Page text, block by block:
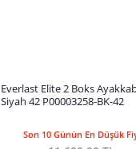
Everlast Elite 2 Boks
Siyah 42 P00003258-BK-42
Son 10 Günün En Düşük